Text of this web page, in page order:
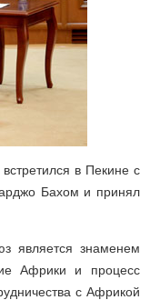
в Пекине с
Бахом и принял
является знаменем
Африки и процесс
с Африкой